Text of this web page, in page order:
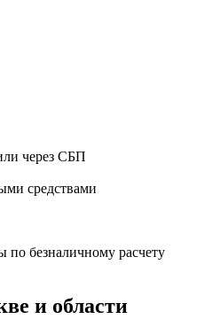
через СБП
средствами
безналичному расчету
и области